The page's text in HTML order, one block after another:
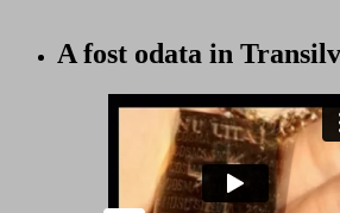
A fost odata in